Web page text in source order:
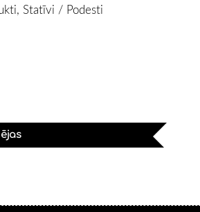
Statīvi / Podesti